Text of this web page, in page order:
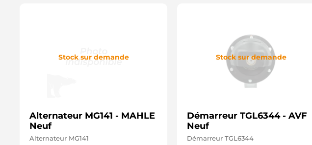
Stock sur demande
Alternateur MG141 - MAHLE
Neuf
Alternateur MG141
Stock sur demande
Démarreur TGL6344 - AVF
Neuf
Démarreur TGL6344